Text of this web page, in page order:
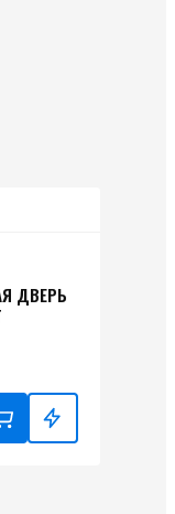
ДВЕРЬ